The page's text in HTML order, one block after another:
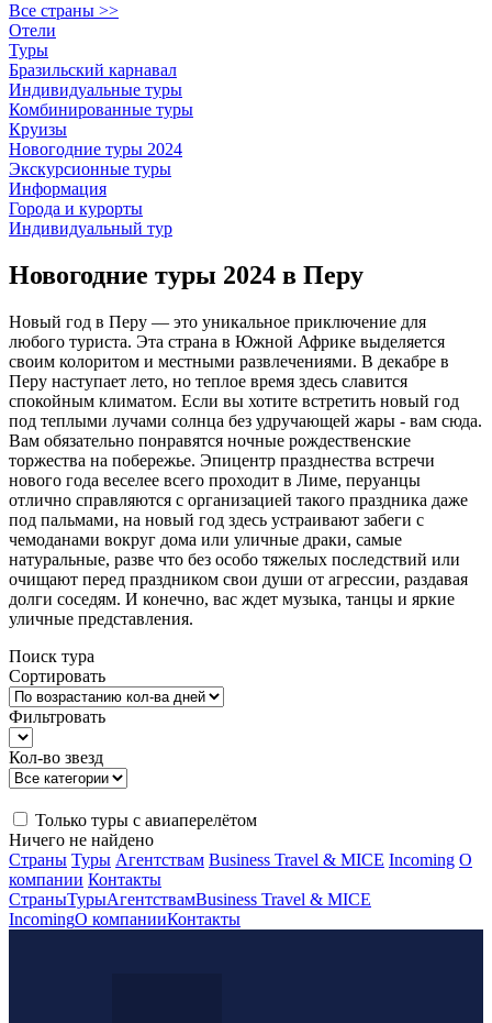
Все страны >>
Отели
Туры
Бразильский карнавал
Индивидуальные туры
Комбинированные туры
Круизы
Новогодние туры 2024
Экскурсионные туры
Информация
Города и курорты
Индивидуальный тур
Новогодние туры 2024 в Перу
Новый год в Перу — это уникальное приключение для
любого туриста. Эта страна в Южной Африке выделяется
своим колоритом и местными развлечениями. В декабре в
Перу наступает лето, но теплое время здесь славится
спокойным климатом. Если вы хотите встретить новый год
под теплыми лучами солнца без удручающей жары - вам сюда.
Вам обязательно понравятся ночные рождественские
торжества на побережье. Эпицентр празднества встречи
нового года веселее всего проходит в Лиме, перуанцы
отлично справляются с организацией такого праздника даже
под пальмами, на новый год здесь устраивают забеги с
чемоданами вокруг дома или уличные драки, самые
натуральные, разве что без особо тяжелых последствий или
очищают перед праздником свои души от агрессии, раздавая
долги соседям. И конечно, вас ждет музыка, танцы и яркие
уличные представления.
Поиск тура
Сортировать
Фильтровать
Кол-во звезд
Только туры с авиаперелётом
Ничего не найдено
Страны Туры Агентствам Business Travel & MICE Incoming О
компании Контакты
СтраныТурыАгентствамBusiness Travel & MICE
IncomingО компанииКонтакты